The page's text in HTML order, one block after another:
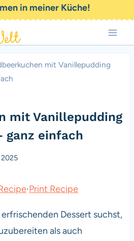
in meiner Küche!
mit Vanillepudding
mit Vanillepudding
ganz einfach
·Print Recipe
Dessert suchst,
als auch